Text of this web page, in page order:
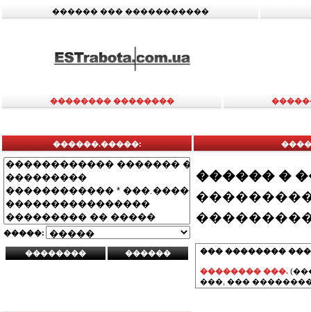
������ ��� �����������
�������� ��������
������.�����:
�����:
������ �
��� ��������
�������� ���.
���, ���